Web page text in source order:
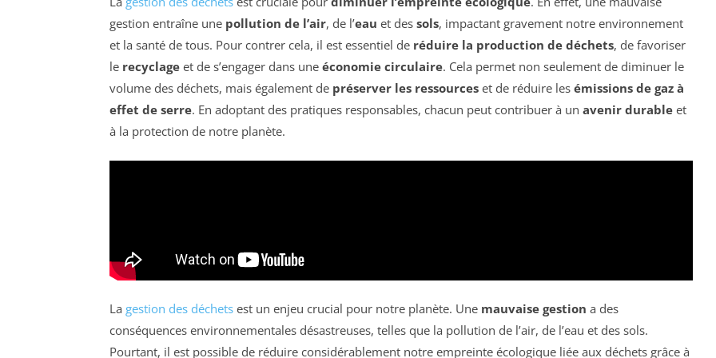
gestion entraîne une pollution de l’air, de l’eau et des sols, impactant gravement notre environnement
et la santé de tous. Pour contrer cela, il est essentiel de réduire la production de déchets, de favoriser
le recyclage et de s’engager dans une économie circulaire. Cela permet non seulement de diminuer le
volume des déchets, mais également de préserver les ressources et de réduire les émissions de gaz à
effet de serre. En adoptant des pratiques responsables, chacun peut contribuer à un avenir durable et
à la protection de notre planète.
La gestion des déchets est un enjeu crucial pour notre planète. Une mauvaise gestion a des
conséquences environnementales désastreuses, telles que la pollution de l’air, de l’eau et des sols.
Pourtant, il est possible de réduire considérablement notre empreinte écologique liée aux déchets grâce à